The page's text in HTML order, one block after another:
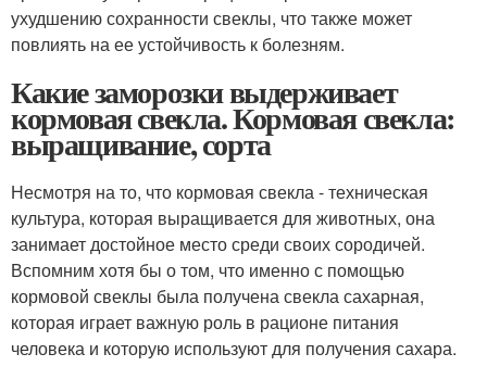
ухудшению сохранности свеклы, что также может
повлиять на ее устойчивость к болезням.
Какие заморозки выдерживает
кормовая свекла. Кормовая свекла:
выращивание, сорта
Несмотря на то, что кормовая свекла - техническая
культура, которая выращивается для животных, она
занимает достойное место среди своих сородичей.
Вспомним хотя бы о том, что именно с помощью
кормовой свеклы была получена свекла сахарная,
которая играет важную роль в рационе питания
человека и которую используют для получения сахара.